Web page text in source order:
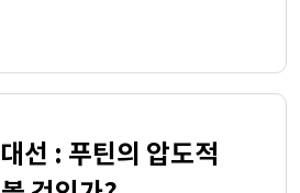
선 : 푸틴의 압도적